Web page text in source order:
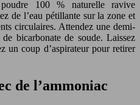
100 % naturelle ravive
de l’eau pétillante sur la zone et
circulaires. Attendez une demi-
bicarbonate de soude. Laissez
un coup d’aspirateur pour retirer
de l’ammoniac